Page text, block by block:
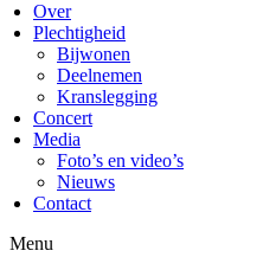
Over
Plechtigheid
Bijwonen
Deelnemen
Kranslegging
Concert
Media
Foto’s en video’s
Nieuws
Contact
Menu